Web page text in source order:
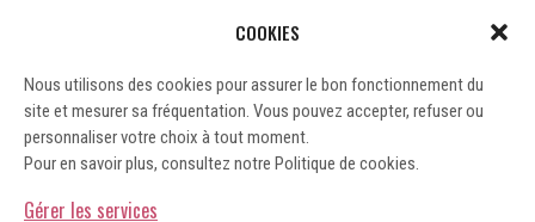
COOKIES
Nous utilisons des cookies pour assurer le bon fonctionnement du
site et mesurer sa fréquentation. Vous pouvez accepter, refuser ou
personnaliser votre choix à tout moment.
Pour en savoir plus, consultez notre Politique de cookies.
Gérer les services